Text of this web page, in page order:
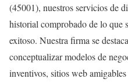
(45001), nuestros servicios de
historial comprobado de lo que
exitoso. Nuestra firma se
conceptualizar modelos de
inventivos, sitios web